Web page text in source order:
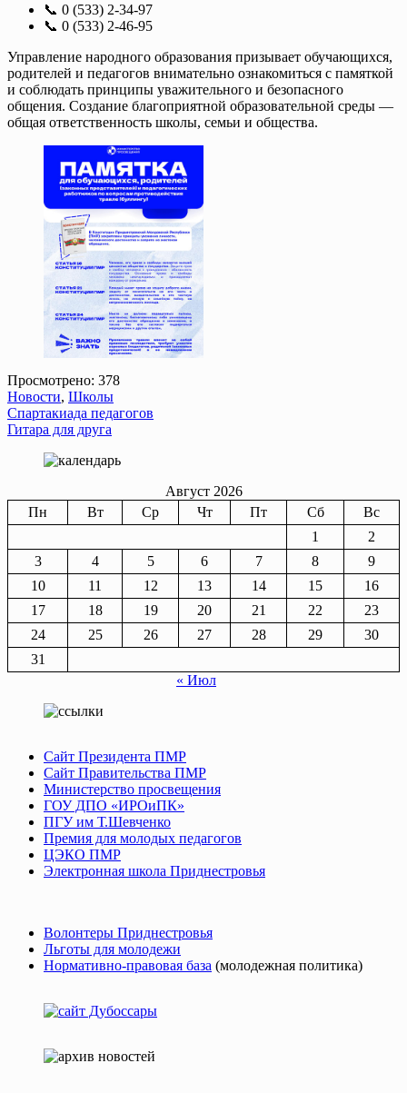
📞 0 (533) 2-34-97
📞 0 (533) 2-46-95
Управление народного образования призывает обучающихся,
родителей и педагогов внимательно ознакомиться с памяткой
и соблюдать принципы уважительного и безопасного
общения. Создание благоприятной образовательной среды —
общая ответственность школы, семьи и общества.
Просмотрено: 378
Новости, Школы
Навигация
по
записям
Спартакиада педагогов
Гитара для друга
Август 2026
Пн
Вт Ср Чт Пт Сб
Вс
1
2
3
4 5 6 7 8
9
10
11 12 13 14 15
16
17
18 19 20 21 22
23
24
25 26 27 28 29
30
31
« Июл
Сайт Президента ПМР
Сайт Правительства ПМР
Министерство просвещения
ГОУ ДПО «ИРОиПК»
ПГУ им Т.Шевченко
Премия для молодых педагогов
ЦЭКО ПМР
Электронная школа Приднестровья
Волонтеры Приднестровья
Льготы для молодежи
Нормативно-правовая база (молодежная политика)